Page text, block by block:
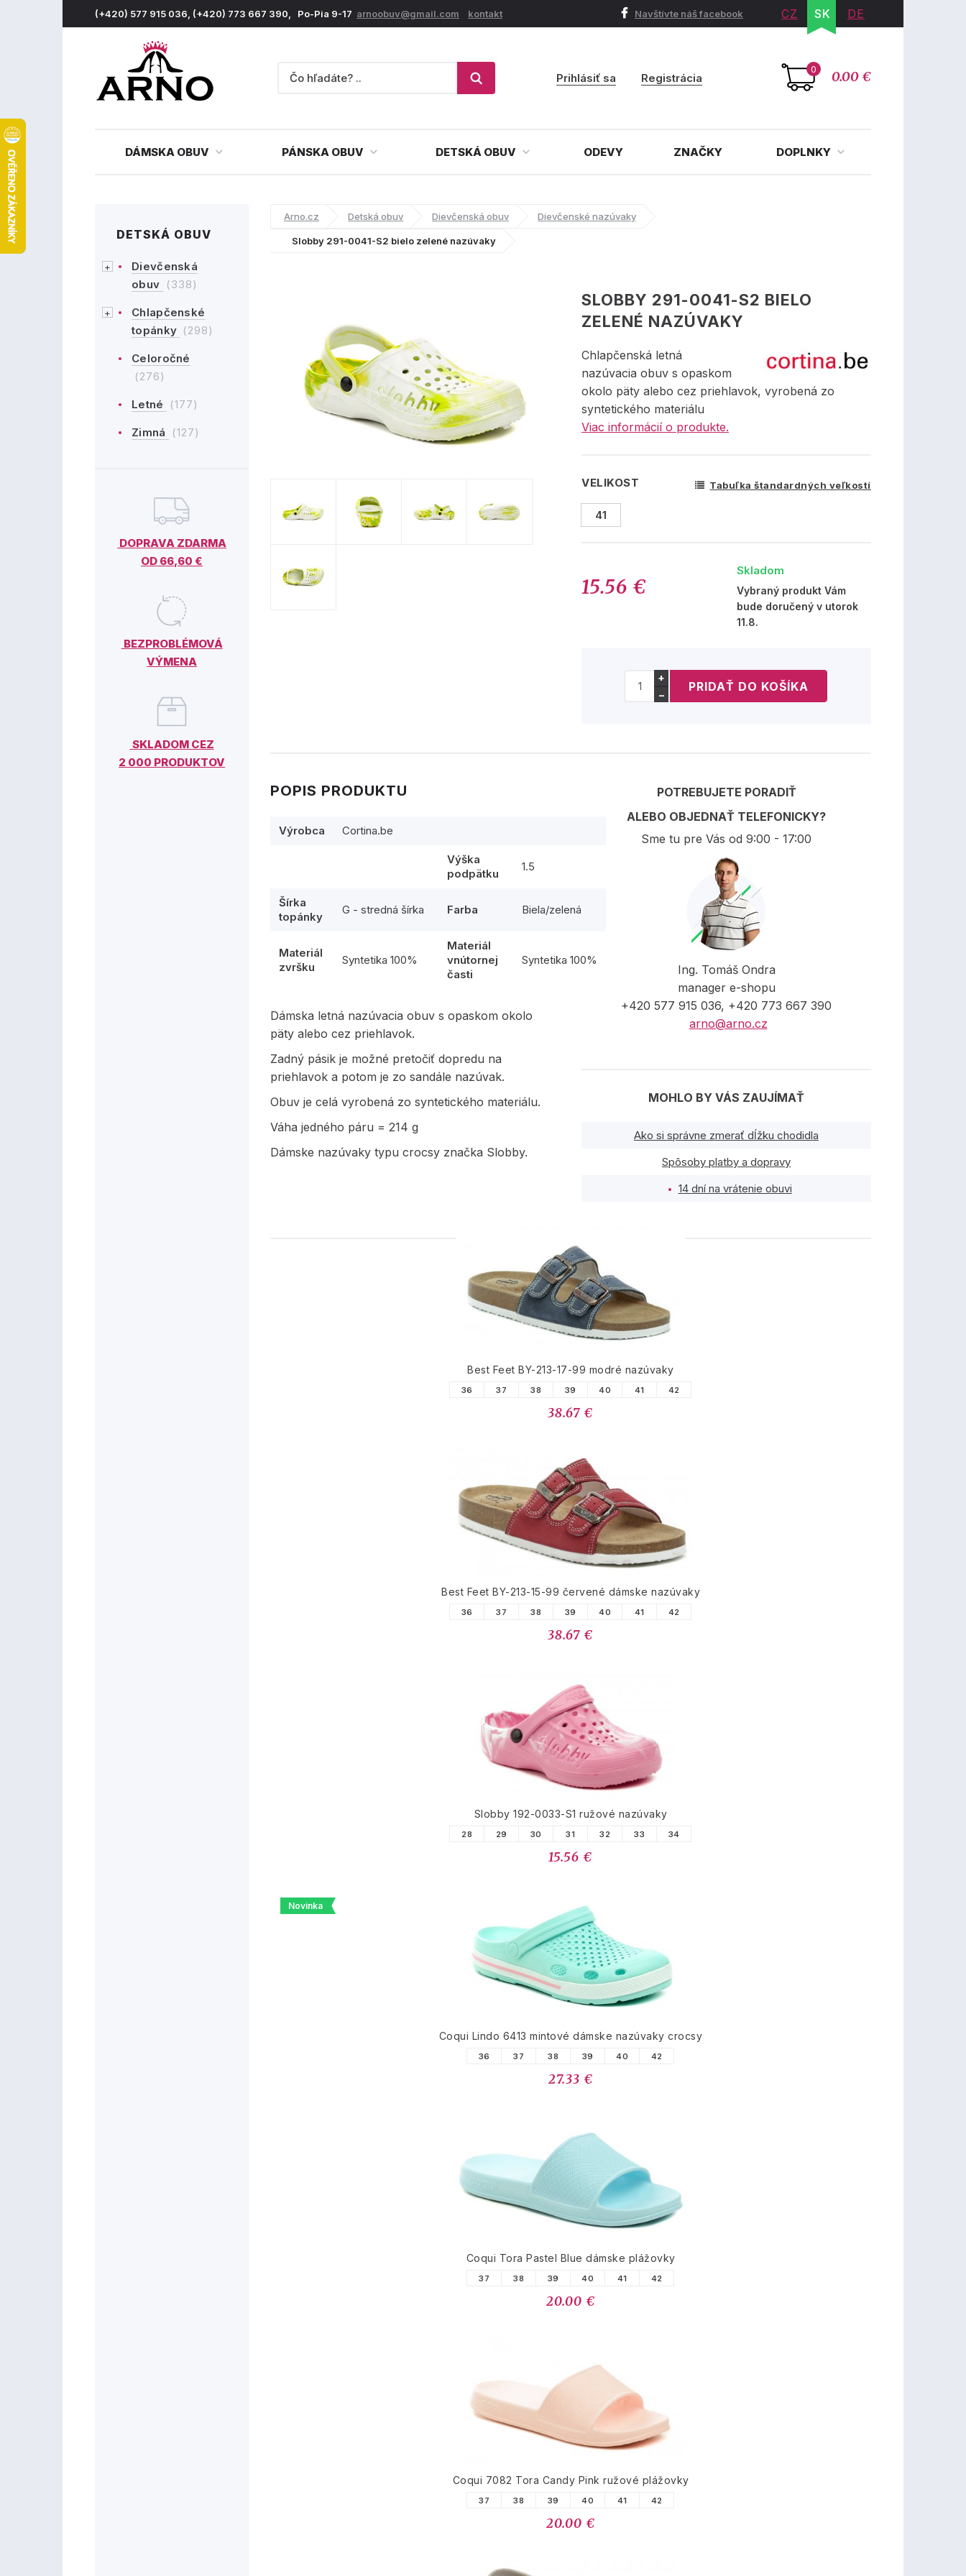
(+420) 577 915 036, (+420) 773 667 390, Po-Pia 9-17 arnoobuv@gmail.com kontakt Navštívte náš facebook CZ SK DE
0 0.00 €
Prihlásiť sa Registrácia
DÁMSKA OBUV PÁNSKA OBUV DETSKÁ OBUV ODEVY ZNAČKY DOPLNKY
DETSKÁ OBUV
Dievčenská
obuv (338)
Chlapčenské
topánky (298)
Celoročné
(276)
Letné (177)
Zimná (127)
DOPRAVA ZDARMA
OD 66,60 €
BEZPROBLÉMOVÁ
VÝMENA
SKLADOM CEZ
2 000 PRODUKTOV
Arno.cz Detská obuv Dievčenská obuv Dievčenské nazúvaky
Slobby 291-0041-S2 bielo zelené nazúvaky
SLOBBY 291-0041-S2 BIELO
ZELENÉ NAZÚVAKY
Chlapčenská letná
nazúvacia obuv s opaskom
okolo päty alebo cez priehlavok, vyrobená zo
syntetického materiálu
Viac informácií o produkte.
VELIKOST Tabuľka štandardných veľkostí
41
15.56 €
Skladom
Vybraný produkt Vám
bude doručený v utorok
11.8.
+
−
POPIS PRODUKTU
Výrobca Cortina.be
Výška
podpätku
1.5
Šírka
topánky
G - stredná šírka Farba Biela/zelená
Materiál
zvršku
Syntetika 100%
Materiál
vnútornej
časti
Syntetika 100%
Dámska letná nazúvacia obuv s opaskom okolo
päty alebo cez priehlavok.
Zadný pásik je možné pretočiť dopredu na
priehlavok a potom je zo sandále nazúvak.
Obuv je celá vyrobená zo syntetického materiálu.
Váha jedného páru = 214 g
Dámske nazúvaky typu crocsy značka Slobby.
POTREBUJETE PORADIŤ
ALEBO OBJEDNAŤ TELEFONICKY?
Sme tu pre Vás od 9:00 - 17:00
Ing. Tomáš Ondra
manager e-shopu
+420 577 915 036, +420 773 667 390
arno@arno.cz
MOHLO BY VÁS ZAUJÍMAŤ
Ako si správne zmerať dĺžku chodidla
Spôsoby platby a dopravy
14 dní na vrátenie obuvi
PODOBNÉ PRODUKTY
Best Feet BY-213-17-99 modré nazúvaky
36 37 38 39 40 41 42
38.67 €
Best Feet BY-213-15-99 červené dámske nazúvaky
36 37 38 39 40 41 42
38.67 €
Slobby 192-0033-S1 ružové nazúvaky
28 29 30 31 32 33 34
15.56 €
Novinka
Coqui Lindo 6413 mintové dámske nazúvaky crocsy
36 37 38 39 40 42
27.33 €
Coqui Tora Pastel Blue dámske plážovky
37 38 39 40 41 42
20.00 €
Coqui 7082 Tora Candy Pink ružové plážovky
37 38 39 40 41 42
20.00 €